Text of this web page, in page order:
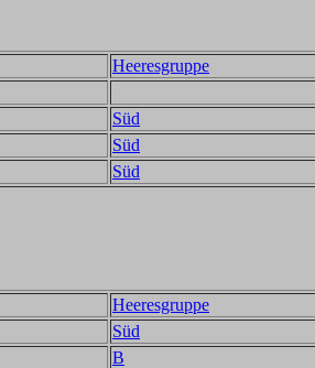
Heeresgruppe
Süd
Süd
Süd
Heeresgruppe
Süd
B